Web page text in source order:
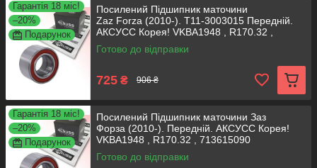
Гарантія 18 міс!
–20%
Подарунок
Посилений Підшипник маточини
Zaz Forza (2010-). T11-3003015 Передній.
АКСУСС Корея! VKBA1948 , R170.32 ,
713615090
Готово до відправки
725 ₴ 906 ₴
Гарантія 18 міс!
–20%
Подарунок
Посилений Підшипник маточини Заз
Форза (2010-). Передній. АКСУСС Корея!
VKBA1948 , R170.32 , 713615090
Готово до відправки